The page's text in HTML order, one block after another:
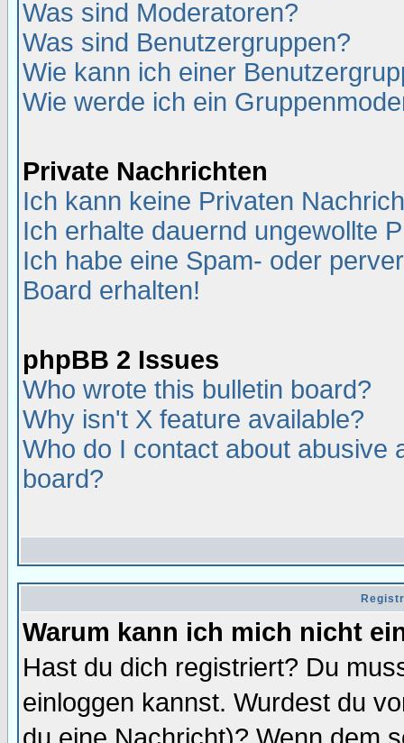
Was sind Moderatoren?
Was sind Benutzergruppen?
Wie kann ich einer
Wie werde ich ein
Private Nachrichten
Ich kann keine Privaten
Ich erhalte dauernd ungewollte
Ich habe eine Spam- oder
Board erhalten!
phpBB 2 Issues
Who wrote this bulletin board?
Why isn't X feature available?
Who do I contact about abusive
board?
Warum kann ich mich nicht
Hast du dich registriert? Du
einloggen kannst. Wurdest du